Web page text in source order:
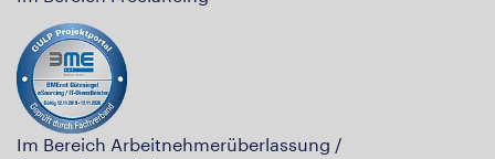
Im Bereich Arbeitnehmerüberlassung /